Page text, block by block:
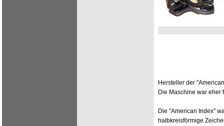
Hersteller der
Die Maschine war eher
Die "American Index"
halbkreisförmige